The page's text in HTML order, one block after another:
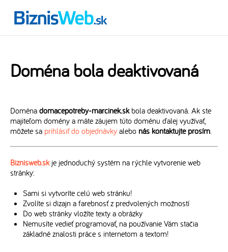
Doména bola deaktivovaná
Doména domacepotreby-marcinek.skbola deaktivovaná. Ak ste
majiteľom domény a máte záujem túto doménu ďalej využívať,
môžete sa prihlásiť do objednávky alebo nás kontaktujte prosím.
Biznisweb.skje jednoduchý systém na rýchle vytvorenie web
stránky:
Sami si vytvoríte celú web stránku!
Zvolíte si dizajn a farebnosť z predvolených možností
Do web stránky vložíte texty a obrázky
Nemusíte vedieť programovať, na používanie Vám stačia
základné znalosti práce s internetom a textom!